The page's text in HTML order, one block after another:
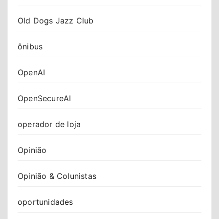
Old Dogs Jazz Club
ônibus
OpenAI
OpenSecureAI
operador de loja
Opinião
Opinião & Colunistas
oportunidades